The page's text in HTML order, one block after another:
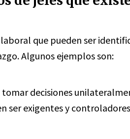
que pueden ser
Algunos ejemplos son:
decisiones
ser exigentes y